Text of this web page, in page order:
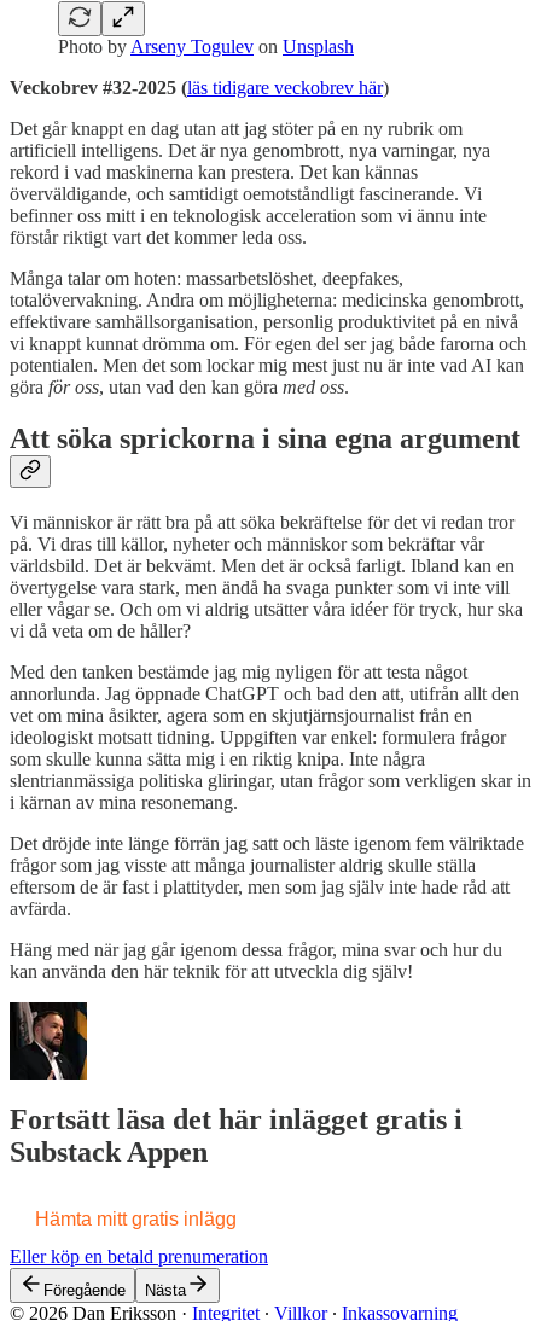
Photo by Arseny Togulev on Unsplash
Veckobrev #32-2025 (läs tidigare veckobrev här)
Det går knappt en dag utan att jag stöter på en ny rubrik om
artificiell intelligens. Det är nya genombrott, nya varningar, nya
rekord i vad maskinerna kan prestera. Det kan kännas
överväldigande, och samtidigt oemotståndligt fascinerande. Vi
befinner oss mitt i en teknologisk acceleration som vi ännu inte
förstår riktigt vart det kommer leda oss.
Många talar om hoten: massarbetslöshet, deepfakes,
totalövervakning. Andra om möjligheterna: medicinska genombrott,
effektivare samhällsorganisation, personlig produktivitet på en nivå
vi knappt kunnat drömma om. För egen del ser jag både farorna och
potentialen. Men det som lockar mig mest just nu är inte vad AI kan
göra för oss, utan vad den kan göra med oss.
Att söka sprickorna i sina egna argument
Vi människor är rätt bra på att söka bekräftelse för det vi redan tror
på. Vi dras till källor, nyheter och människor som bekräftar vår
världsbild. Det är bekvämt. Men det är också farligt. Ibland kan en
övertygelse vara stark, men ändå ha svaga punkter som vi inte vill
eller vågar se. Och om vi aldrig utsätter våra idéer för tryck, hur ska
vi då veta om de håller?
Med den tanken bestämde jag mig nyligen för att testa något
annorlunda. Jag öppnade ChatGPT och bad den att, utifrån allt den
vet om mina åsikter, agera som en skjutjärnsjournalist från en
ideologiskt motsatt tidning. Uppgiften var enkel: formulera frågor
som skulle kunna sätta mig i en riktig knipa. Inte några
slentrianmässiga politiska gliringar, utan frågor som verkligen skar in
i kärnan av mina resonemang.
Det dröjde inte länge förrän jag satt och läste igenom fem välriktade
frågor som jag visste att många journalister aldrig skulle ställa
eftersom de är fast i plattityder, men som jag själv inte hade råd att
avfärda.
Häng med när jag går igenom dessa frågor, mina svar och hur du
kan använda den här teknik för att utveckla dig själv!
Fortsätt läsa det här inlägget gratis i
Substack Appen
Hämta mitt gratis inlägg
Eller köp en betald prenumeration
Föregående Nästa
© 2026 Dan Eriksson · Integritet ∙ Villkor∙ Inkassovarning